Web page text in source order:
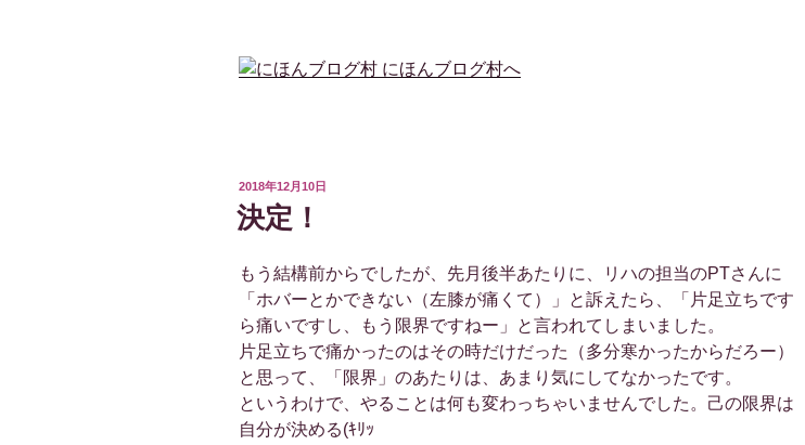
投
稿
日:
2018年12月10日
決定！
もう結構前からでしたが、先月後半あたりに、リハの担当のPTさんに
「ホバーとかできない（左膝が痛くて）」と訴えたら、「片足立ちです
ら痛いですし、もう限界ですねー」と言われてしまいました。
片足立ちで痛かったのはその時だけだった（多分寒かったからだろー）
と思って、「限界」のあたりは、あまり気にしてなかったです。
というわけで、やることは何も変わっちゃいませんでした。己の限界は
自分が決める(ｷﾘｯ